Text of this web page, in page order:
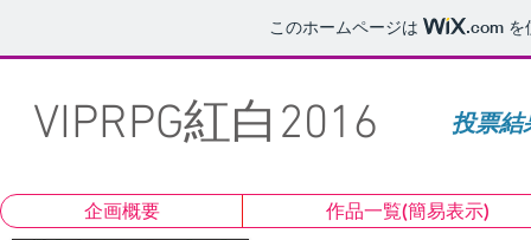
このホームページは .comを
VIPRPG紅白2016
企画概要 作品一覧(簡易表示)
投票結